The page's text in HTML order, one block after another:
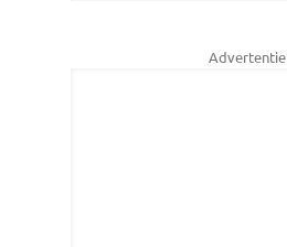
Advertentie